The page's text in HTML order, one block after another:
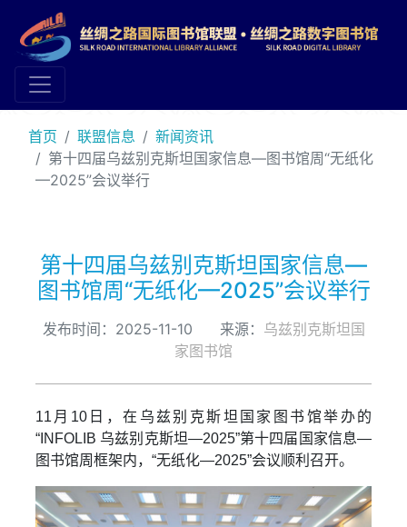
首页 联盟信息
新闻资讯
第十四届乌兹别克斯坦国家信息—图书馆周“无纸化
—2025”会议举行
第十四届乌兹别克斯坦国家信息—
图书馆周“无纸化—2025”会议举行
发布时间：2025-11-10 来源： 乌兹别克斯坦国
家图书馆
11月10日，在乌兹别克斯坦国家图书馆举办的
“INFOLIB 乌兹别克斯坦—2025”第十四届国家信息—
图书馆周框架内，“无纸化—2025”会议顺利召开。